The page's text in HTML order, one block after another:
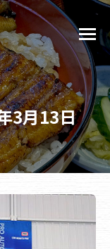
3月13日